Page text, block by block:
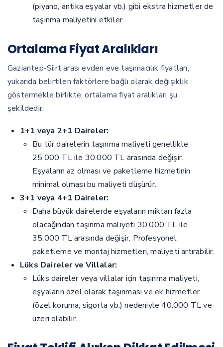
(piyano, antika eşyalar vb.) gibi ekstra hizmetler de
taşınma maliyetini etkiler.
Ortalama Fiyat Aralıkları
Gaziantep-Siirt arası evden eve taşımacılık fiyatları,
yukarıda belirtilen faktörlere bağlı olarak değişiklik
göstermekle birlikte, ortalama fiyat aralıkları şu
şekildedir:
1+1 veya 2+1 Daireler:
Bu tür dairelerin taşınma maliyeti genellikle
25.000 TL ile 30.000 TL arasında değişir.
Eşyaların az olması ve paketleme hizmetinin
minimal olması bu maliyeti düşürür.
3+1 veya 4+1 Daireler:
Daha büyük dairelerde eşyaların miktarı fazla
olacağından taşınma maliyeti 30.000 TL ile
35.000 TL arasında değişir. Profesyonel
paketleme ve montaj hizmetleri, maliyeti artırabilir.
Lüks Daireler ve Villalar:
Lüks daireler veya villalar için taşınma maliyeti,
eşyaların özel olarak taşınması ve ek hizmetler
(özel koruma, sigorta vb.) nedeniyle 40.000 TL ve
üzeri olabilir.